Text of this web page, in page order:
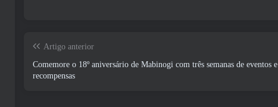
Artigo anterior
Comemore o 18º aniversário de Mabinogi com três semanas de eventos e
recompensas